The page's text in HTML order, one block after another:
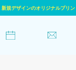
新規デザインのオリジナルプリ